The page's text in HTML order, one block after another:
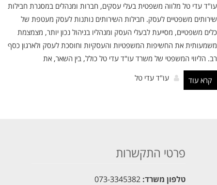
עו"ד עדי טל מלווה משפטית בעלי עסקים, חברות ומנהלים במסגרת חבילות
שירותים משפטיים לעסק. חבילות השירותים נותנות לעסק מעטפת של
כלים משפטיים, מסייעת לבעלי העסק ומנהליו בניהול נכון יותר, מצמצמת
משמעותית את החשיפות המשפטיות והעסקיות וחוסכת לעסק ולארגון כסף
רב. הליווי המשפטי של משרד עו"ד עדי טל כולל, בין השאר, את
עו"ד עדי טל
קרא עוד
פרטי התקשרות
טלפון משרד: 073-3345382